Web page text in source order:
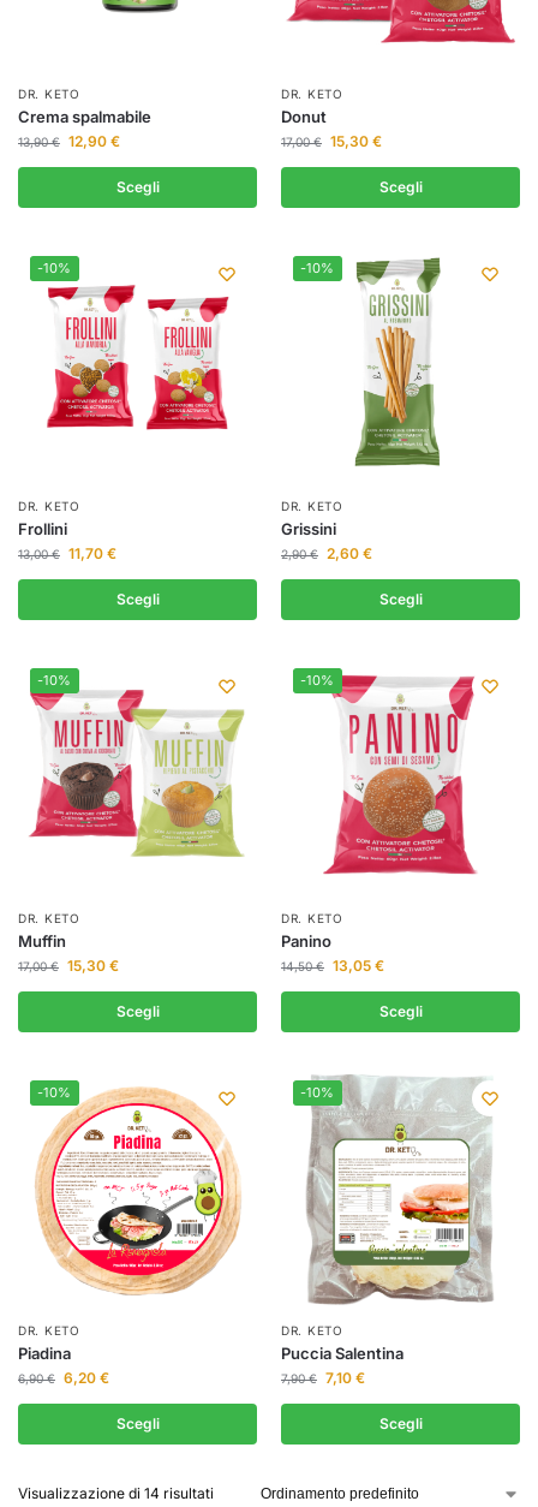
DR. KETO
Crema spalmabile
13,90€ 12,90 €
Scegli
DR. KETO
Donut
17,00€ 15,30 €
Scegli
-10%
DR. KETO
Frollini
13,00€ 11,70 €
Scegli
-10%
DR. KETO
Grissini
2,90€ 2,60 €
Scegli
-10%
DR. KETO
Muffin
17,00€ 15,30 €
Scegli
-10%
DR. KETO
Panino
14,50€ 13,05 €
Scegli
-10%
DR. KETO
Piadina
6,90€ 6,20 €
Scegli
-10%
DR. KETO
Puccia Salentina
7,90€ 7,10 €
Scegli
Visualizzazione di 14 risultati